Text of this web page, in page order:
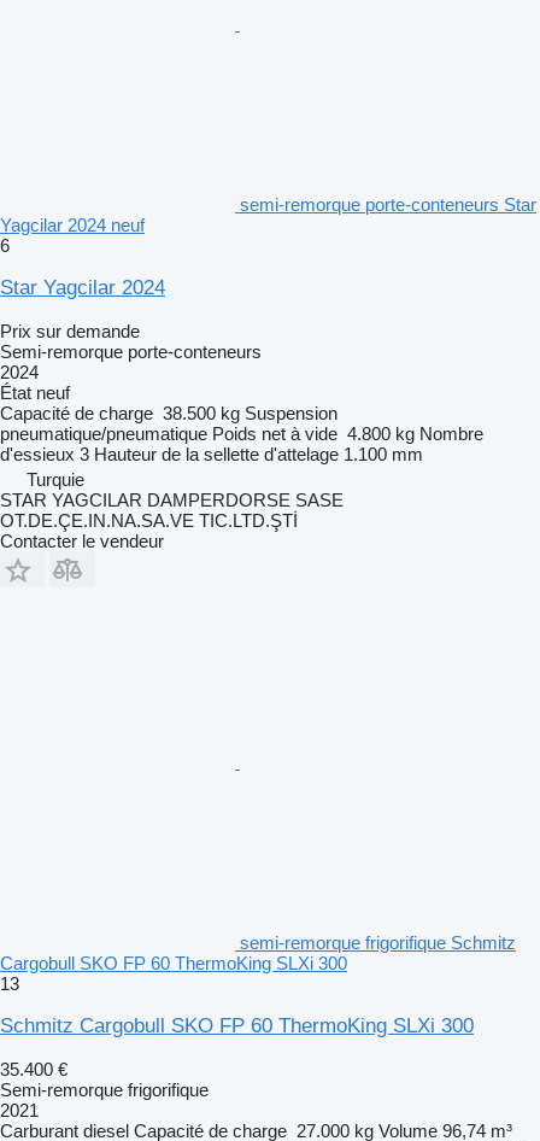
semi-remorque porte-conteneurs Star
Yagcilar 2024 neuf
6
Star Yagcilar 2024
Prix sur demande
Semi-remorque porte-conteneurs
2024
État neuf
Capacité de charge 38.500 kg Suspension
pneumatique/pneumatique Poids net à vide 4.800 kg Nombre
d'essieux 3 Hauteur de la sellette d'attelage 1.100 mm
Turquie
STAR YAGCILAR DAMPERDORSE SASE
OT.DE.ÇE.IN.NA.SA.VE TIC.LTD.ŞTİ
Contacter le vendeur
semi-remorque frigorifique Schmitz
Cargobull SKO FP 60 ThermoKing SLXi 300
13
Schmitz Cargobull SKO FP 60 ThermoKing SLXi 300
35.400 €
Semi-remorque frigorifique
2021
Carburant diesel Capacité de charge 27.000 kg Volume 96,74 m³